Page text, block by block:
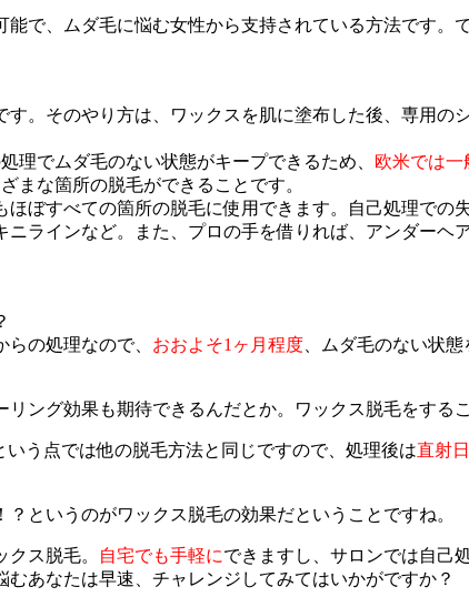
で、ムダ毛に悩む女性から支持されている方法です。
。そのやり方は、ワックスを肌に塗布した後、専用の
理でムダ毛のない状態がキープできるため、 欧米では一
まな箇所の脱毛ができることです。
ほぼすべての箇所の脱毛に使用できます。自己処理で
ラインなど。また、プロの手を借りれば、アンダーヘ
の処理なので、 おおよそ1ヶ月程度、ムダ毛のない状
ング効果も期待できるんだとか。ワックス脱毛をするこ
う点では他の脱毛方法と同じですので、処理後は直射
というのがワックス脱毛の効果だということですね。
ス脱毛。 自宅でも手軽にできますし、サロンでは自己
あなたは早速、チャレンジしてみてはいかがですか？